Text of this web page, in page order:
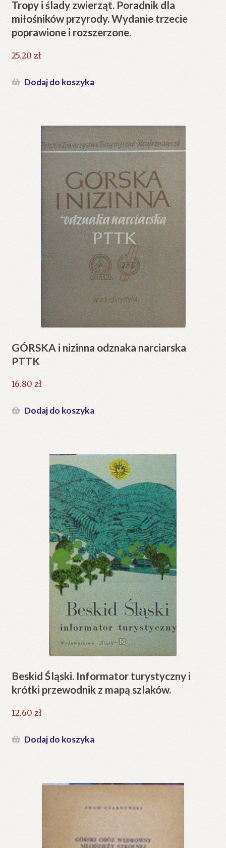
Tropy i ślady zwierząt. Poradnik dla
miłośników przyrody. Wydanie trzecie
poprawione i rozszerzone.
25.20 zł
Dodaj do koszyka
GÓRSKA i nizinna odznaka narciarska
PTTK
16.80 zł
Dodaj do koszyka
Beskid Śląski. Informator turystyczny i
krótki przewodnik z mapą szlaków.
12.60 zł
Dodaj do koszyka